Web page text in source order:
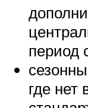
период
где нет